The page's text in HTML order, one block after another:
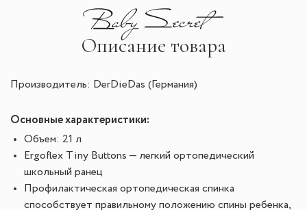
Описание товара
Производитель: DerDieDas (Германия)
Основные характеристики:
Объем: 21 л
Ergoflex Tiny Buttons — легкий ортопедический
школьный ранец
Профилактическая ортопедическая спинка
способствует правильному положению спины ребенка,